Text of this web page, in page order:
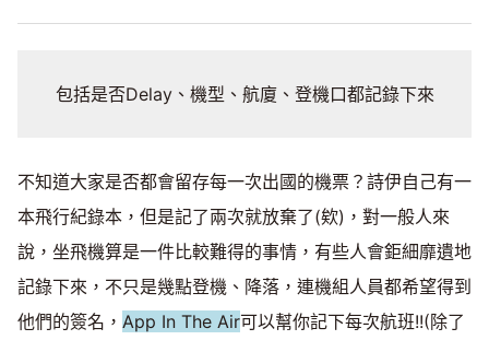
包括是否Delay、機型、航廈、登機口都記錄下來
不知道大家是否都會留存每一次出國的機票？詩伊自己有一
本飛行紀錄本，但是記了兩次就放棄了(欸)，對一般人來
說，坐飛機算是一件比較難得的事情，有些人會鉅細靡遺地
記錄下來，不只是幾點登機、降落，連機組人員都希望得到
他們的簽名， App In The Air可以幫你記下每次航班!!(除了